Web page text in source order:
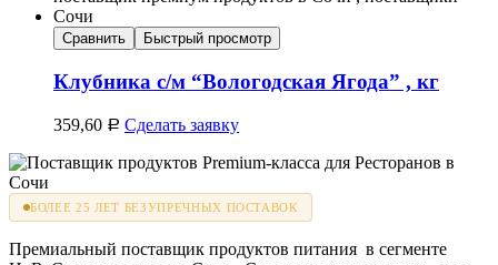
Сравнить Быстрый просмотр
Клубника с/м “Вологодская Ягода” , кг
359,60 Р Сделать заявку
БОЛЕЕ 25 ЛЕТ БЕЗУПРЕЧНЫХ ПОСТАВОК
Премиальный поставщик продуктов питания в сегменте